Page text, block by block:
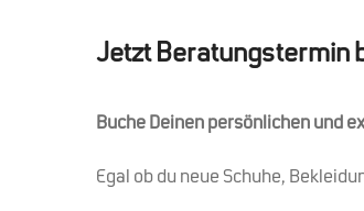
Jetzt Beratungstermin
Buche Deinen persönlichen und
Egal ob du neue Schuhe,